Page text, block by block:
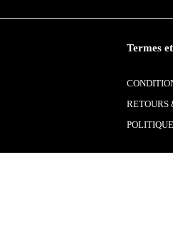
Termes
RETOURS